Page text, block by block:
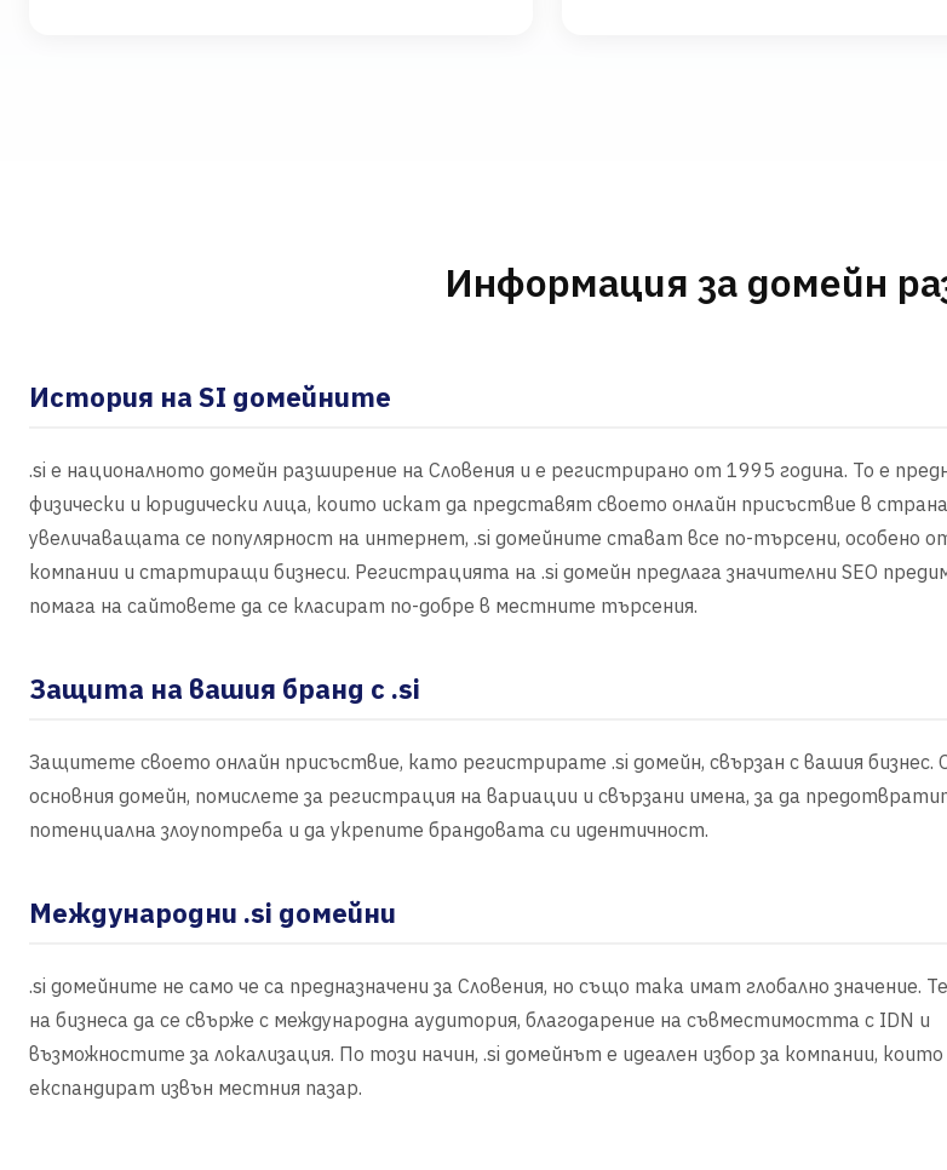
Информация за домейн
История на SI домейните
.si е националното домейн разширение на Словения и е регистрирано от 1995 година. То е
физически и юридически лица, които искат да представят своето онлайн присъствие в
увеличаващата се популярност на интернет, .si домейните стават все по-търсени, особено
компании и стартиращи бизнеси. Регистрацията на .si домейн предлага значителни SEO
помага на сайтовете да се класират по-добре в местните търсения.
Защита на вашия бранд с .si
Защитете своето онлайн присъствие, като регистрирате .si домейн, свързан с вашия бизнес.
основния домейн, помислете за регистрация на вариации и свързани имена, за да
потенциална злоупотреба и да укрепите брандовата си идентичност.
Международни .si домейни
.si домейните не само че са предназначени за Словения, но също така имат глобално значение.
на бизнеса да се свърже с международна аудитория, благодарение на съвместимостта с IDN и
възможностите за локализация. По този начин, .si домейнът е идеален избор за компании,
експандират извън местния пазар.